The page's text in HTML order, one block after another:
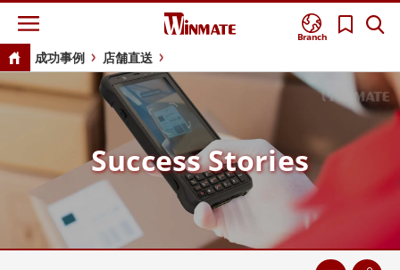
Branch
成功事例 店舗直送
Success Stories